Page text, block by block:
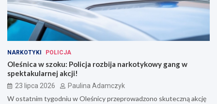
NARKOTYKI POLICJA
Oleśnica w szoku: Policja rozbija narkotykowy gang w
spektakularnej akcji!
23 lipca 2026 Paulina Adamczyk
W ostatnim tygodniu w Oleśnicy przeprowadzono skuteczną akcję